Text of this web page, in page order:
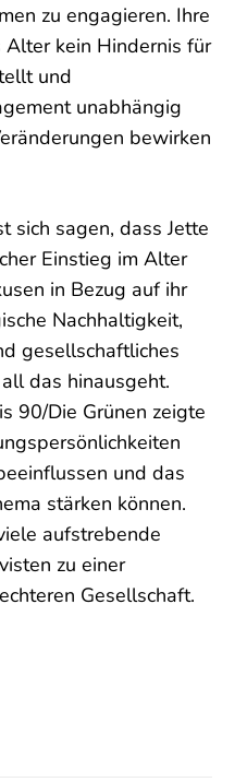
zu engagieren. Ihre
Alter kein Hindernis für
und
unabhängig
bewirken
sich sagen, dass Jette
Einstieg im Alter
in Bezug auf ihr
Nachhaltigkeit,
gesellschaftliches
das hinausgeht.
90/Die Grünen zeigte
und das
stärken können.
aufstrebende
zu einer
Gesellschaft.